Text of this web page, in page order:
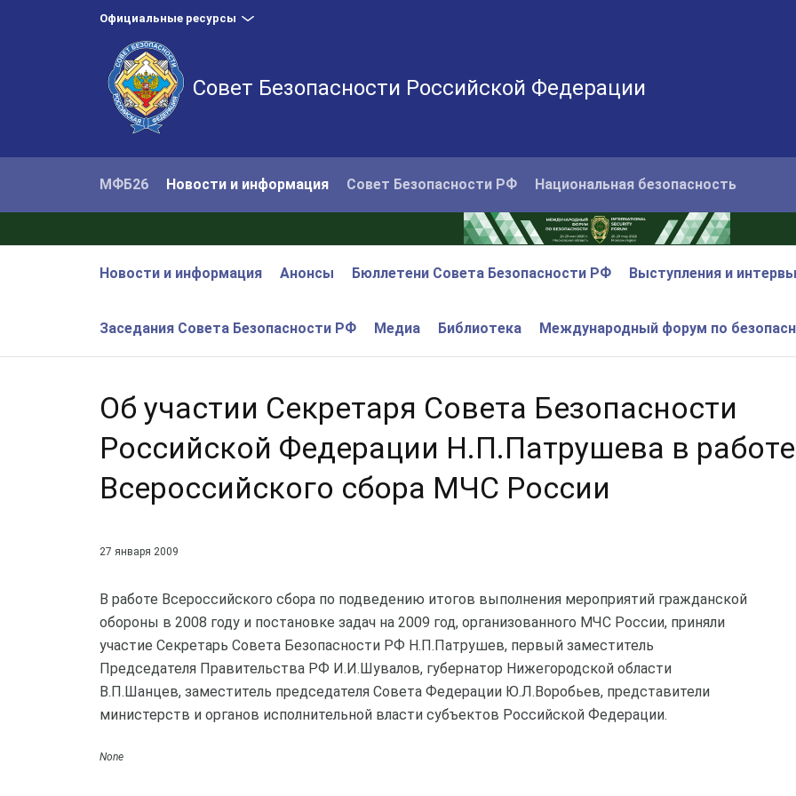
Официальные ресурсы
Совет Безопасности Российской Федерации
МФБ26 Новости и информация Совет Безопасности РФ Национальная безопасность
Новости и информация Анонсы Бюллетени Совета Безопасности РФ Выступления и
Заседания Совета Безопасности РФ Медиа Библиотека Международный форум по
Об участии Секретаря Совета Безопасности
Российской Федерации Н.П.Патрушева в работе
Всероссийского сбора МЧС России
27 января 2009
В работе Всероссийского сбора по подведению итогов выполнения мероприятий гражданской
обороны в 2008 году и постановке задач на 2009 год, организованного МЧС России, приняли
участие Секретарь Совета Безопасности РФ Н.П.Патрушев, первый заместитель
Председателя Правительства РФ И.И.Шувалов, губернатор Нижегородской области
В.П.Шанцев, заместитель председателя Совета Федерации Ю.Л.Воробьев, представители
министерств и органов исполнительной власти субъектов Российской Федерации.
None